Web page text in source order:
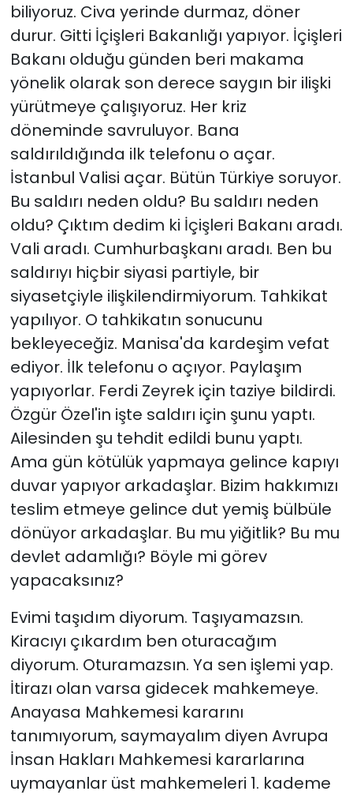
biliyoruz. Civa yerinde durmaz, döner
durur. Gitti İçişleri Bakanlığı yapıyor. İçişleri
Bakanı olduğu günden beri makama
yönelik olarak son derece saygın bir ilişki
yürütmeye çalışıyoruz. Her kriz
döneminde savruluyor. Bana
saldırıldığında ilk telefonu o açar.
İstanbul Valisi açar. Bütün Türkiye soruyor.
Bu saldırı neden oldu? Bu saldırı neden
oldu? Çıktım dedim ki İçişleri Bakanı aradı.
Vali aradı. Cumhurbaşkanı aradı. Ben bu
saldırıyı hiçbir siyasi partiyle, bir
siyasetçiyle ilişkilendirmiyorum. Tahkikat
yapılıyor. O tahkikatın sonucunu
bekleyeceğiz. Manisa'da kardeşim vefat
ediyor. İlk telefonu o açıyor. Paylaşım
yapıyorlar. Ferdi Zeyrek için taziye bildirdi.
Özgür Özel'in işte saldırı için şunu yaptı.
Ailesinden şu tehdit edildi bunu yaptı.
Ama gün kötülük yapmaya gelince kapıyı
duvar yapıyor arkadaşlar. Bizim hakkımızı
teslim etmeye gelince dut yemiş bülbüle
dönüyor arkadaşlar. Bu mu yiğitlik? Bu mu
devlet adamlığı? Böyle mi görev
yapacaksınız?
Evimi taşıdım diyorum. Taşıyamazsın.
Kiracıyı çıkardım ben oturacağım
diyorum. Oturamazsın. Ya sen işlemi yap.
İtirazı olan varsa gidecek mahkemeye.
Anayasa Mahkemesi kararını
tanımıyorum, saymayalım diyen Avrupa
İnsan Hakları Mahkemesi kararlarına
uymayanlar üst mahkemeleri 1. kademe